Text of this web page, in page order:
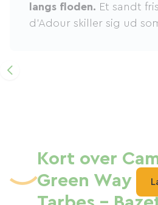
langs floden. Et sandt
d'Adour skiller sig ud
Kort over
Green Way